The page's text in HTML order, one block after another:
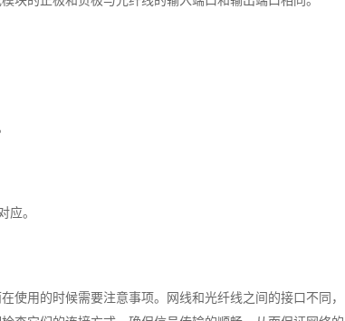
。
使用的时候需要注意事项。网线和光纤线之间的接口不同，